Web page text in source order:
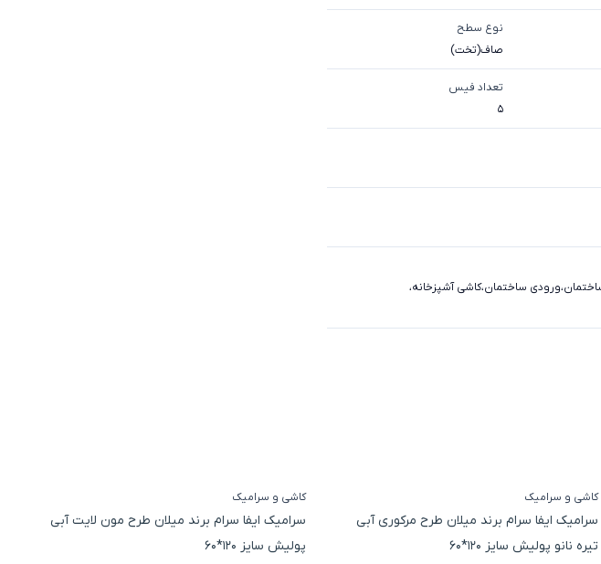
نوع سطح
صاف(تخت)
تعداد فیس
5
،ورودی ساختمان،کاشی آشپزخانه،
کاشی و سرامیک
سرامیک ایفا سرام برند میلان طرح مرکوری آبی
تیره نانو پولیش سایز 120*60
کاشی و سرامیک
سرامیک ایفا سرام برند میلان طرح مون لایت آبی
پولیش سایز 120*60